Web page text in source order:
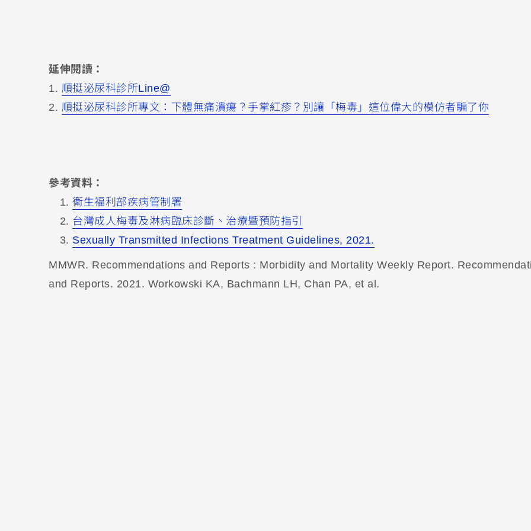
延伸閱讀：
1. 順挺泌尿科診所Line@
2. 順挺泌尿科診所專文：下體無痛潰瘍？手掌紅疹？別讓「梅毒」這位偉大的模仿者騙了你
參考資料：
衛生福利部疾病管制署
台灣成人梅毒及淋病臨床診斷、治療暨預防指引
Sexually Transmitted Infections Treatment Guidelines, 2021.
MMWR. Recommendations and Reports : Morbidity and Mortality Weekly Report.
and Reports. 2021. Workowski KA, Bachmann LH, Chan PA, et al.